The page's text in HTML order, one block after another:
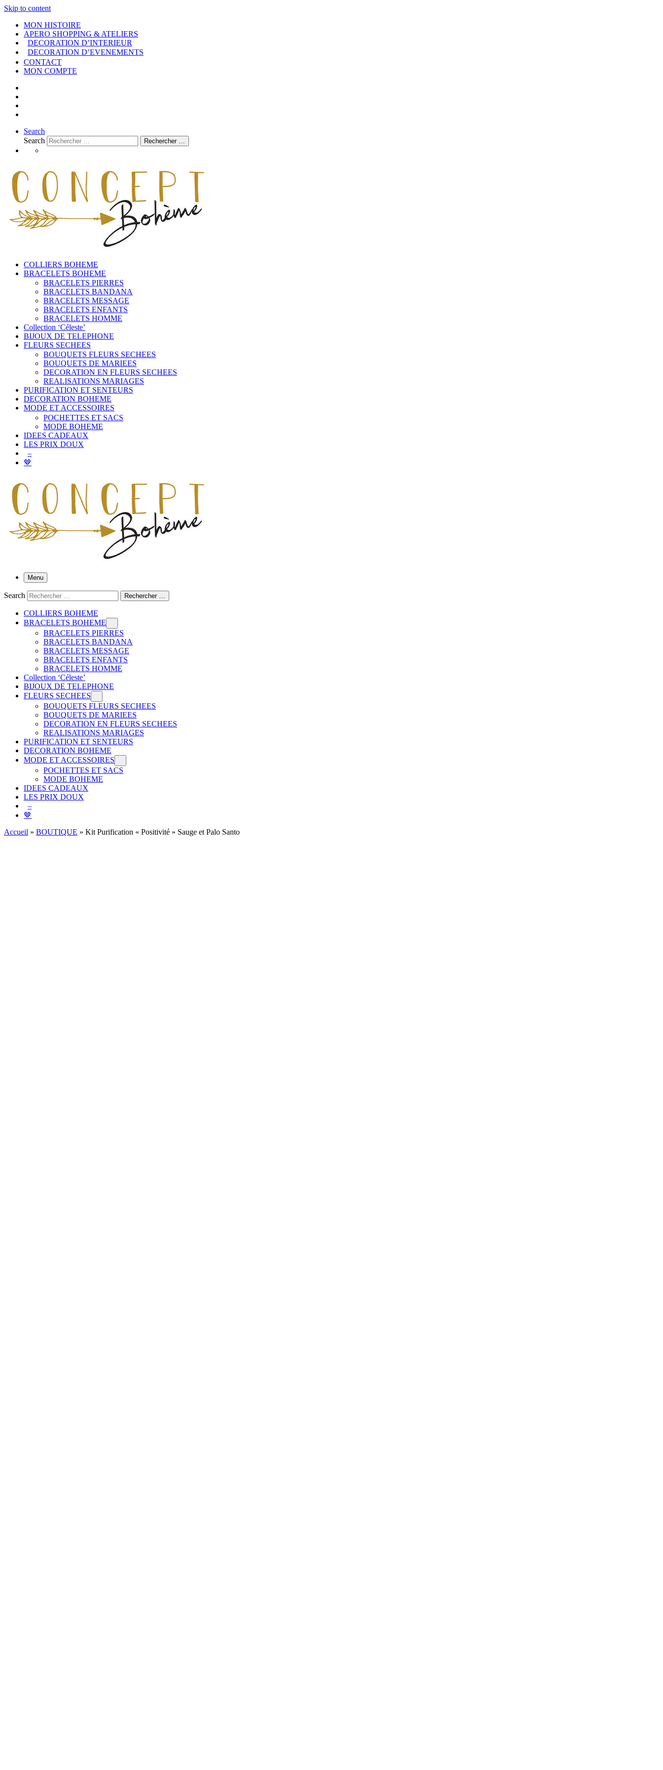
Skip to content
MON HISTOIRE
APERO SHOPPING & ATELIERS
DECORATION D’INTERIEUR
DECORATION D’EVENEMENTS
CONTACT
MON COMPTE
Search
Search
Rechercher …
COLLIERS BOHEME
BRACELETS BOHEME
BRACELETS PIERRES
BRACELETS BANDANA
BRACELETS MESSAGE
BRACELETS ENFANTS
BRACELETS HOMME
Collection ‘Céleste’
BIJOUX DE TELEPHONE
FLEURS SECHEES
BOUQUETS FLEURS SECHEES
BOUQUETS DE MARIEES
DECORATION EN FLEURS SECHEES
REALISATIONS MARIAGES
PURIFICATION ET SENTEURS
DECORATION BOHEME
MODE ET ACCESSOIRES
POCHETTES ET SACS
MODE BOHEME
IDEES CADEAUX
LES PRIX DOUX
–
🤎
Menu
Search Rechercher …
COLLIERS BOHEME
BRACELETS BOHEME
BRACELETS PIERRES
BRACELETS BANDANA
BRACELETS MESSAGE
BRACELETS ENFANTS
BRACELETS HOMME
Collection ‘Céleste’
BIJOUX DE TELEPHONE
FLEURS SECHEES
BOUQUETS FLEURS SECHEES
BOUQUETS DE MARIEES
DECORATION EN FLEURS SECHEES
REALISATIONS MARIAGES
PURIFICATION ET SENTEURS
DECORATION BOHEME
MODE ET ACCESSOIRES
POCHETTES ET SACS
MODE BOHEME
IDEES CADEAUX
LES PRIX DOUX
–
🤎
Accueil » BOUTIQUE » Kit Purification « Positivité » Sauge et Palo Santo